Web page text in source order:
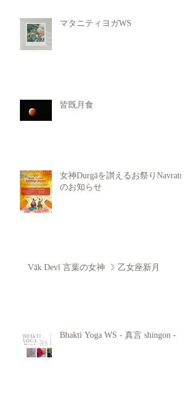
マタニティヨガWS
皆既月食
女神Durgāを讃えるお祭りNavratri
のお知らせ
Vāk Devī 言葉の女神 ☽ 乙女座新月
Bhakti Yoga WS - 真言 shingon -